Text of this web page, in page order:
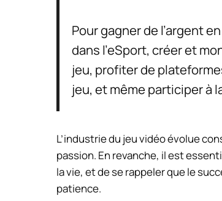
Pour gagner de l’argent
dans l’eSport, créer et
jeu, profiter de
jeu, et même participer à
L’industrie du jeu vidéo évolue
passion. En revanche, il est
la vie, et de se rappeler que le
patience.